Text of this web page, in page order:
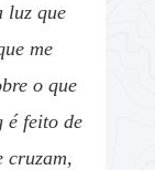
luz que
me
o que
é feito de
cruzam,